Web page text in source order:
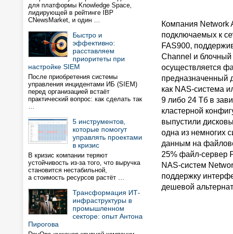
для платформы Knowledge Space,
лидирующей в рейтинге IBP
CNewsMarket, и один …
Быстро и
эффективно:
расставляем
приоритеты при
настройке SIEM
После приобретения системы
управления инцидентами ИБ (SIEM)
перед организацией встаёт
практический вопрос: как сделать так
…
5 инструментов,
которые помогут
управлять проектами
в кризис
В кризис компании теряют
устойчивость из-за того, что выручка
становится нестабильной,
а стоимость ресурсов растёт …
Трансформация ИТ-
инфраструктуры в
промышленном
секторе: опыт Антона
Пирогова
Компания Network
подключаемых к
FAS900,
Channel и блочный
осуществляется
предназначенный
как NAS-система
9 либо 24 Тб в
кластерной
выпустили
одна из немногих
данным на
25% файл-сервер
NAS-систем
поддержку
дешевой